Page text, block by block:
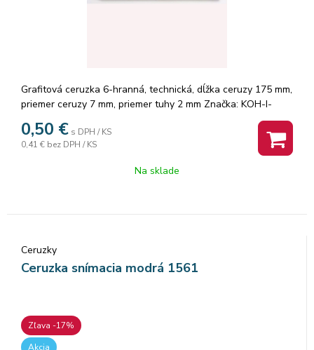
Grafitová ceruzka 6-hranná, technická, dĺžka ceruzy 175 mm,
priemer ceruzy 7 mm, priemer tuhy 2 mm Značka: KOH-I-
0,50 € s DPH / KS
0,41 € bez DPH / KS
Na sklade
Ceruzky
Ceruzka snímacia modrá 1561
Zľava -17%
Akcia